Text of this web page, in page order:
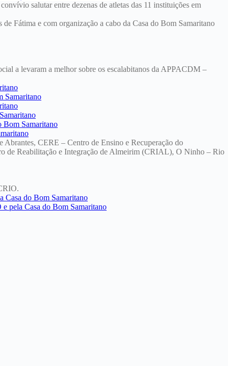
salutar entre dezenas de atletas das 11 instituições em
Fátima e com organização a cabo da Casa do Bom Samaritano
a levaram a melhor sobre os escalabitanos da APPACDM –
Abrantes, CERE – Centro de Ensino e Recuperação do
de Reabilitação e Integração de Almeirim (CRIAL), O Ninho – Rio